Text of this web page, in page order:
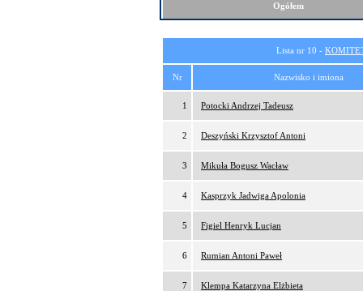
Ogółem
Lista nr 10 -
Nr Nazwisko i imiona
1 Potocki Andrzej Tadeusz
2 Deszyński Krzysztof Antoni
3 Mikuła Bogusz Wacław
4 Kasprzyk Jadwiga Apolonia
5 Figiel Henryk Lucjan
6 Rumian Antoni Paweł
7 Klempa Katarzyna Elżbieta